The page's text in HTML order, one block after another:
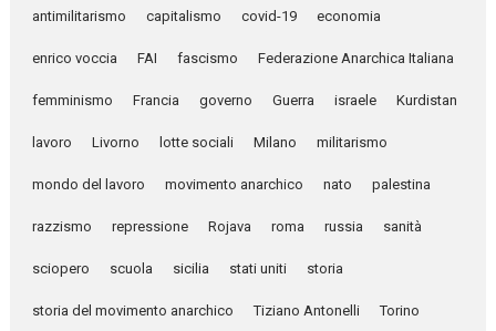
antimilitarismo capitalismo covid-19 economia
enrico voccia FAI fascismo Federazione Anarchica Italiana
femminismo Francia governo Guerra israele Kurdistan
lavoro Livorno lotte sociali Milano militarismo
mondo del lavoro movimento anarchico nato palestina
razzismo repressione Rojava roma russia sanità
sciopero scuola sicilia stati uniti storia
storia del movimento anarchico Tiziano Antonelli Torino